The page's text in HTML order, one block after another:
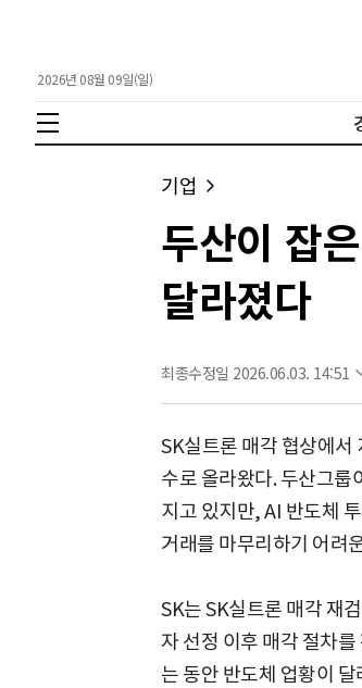
2026년 08월 09일(일)
기업
두산이 잡
달라졌다
최종수정일 2026.06.03. 14:51
SK실트론 매각 협상에서
수로 올라왔다. 두산그룹
지고 있지만, AI 반도체
거래를 마무리하기 어려
SK는 SK실트론 매각 재
자 선정 이후 매각 절차
는 동안 반도체 업황이